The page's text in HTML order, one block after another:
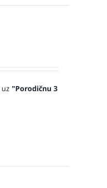
uz "Porodičnu 3